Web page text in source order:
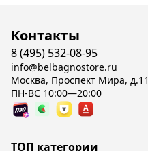
Контакты
8 (495) 532-08-95
info@belbagnostore.ru
Москва, Проспект Мира, д.11
ПН-ВС 10:00—20:00
ТОП категории